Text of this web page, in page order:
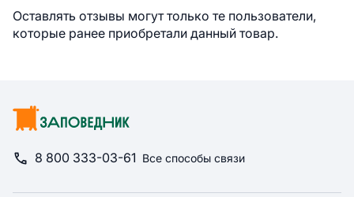
Оставлять отзывы могут только те пользователи,
которые ранее приобретали данный товар.
8 800 333-03-61 Все способы связи